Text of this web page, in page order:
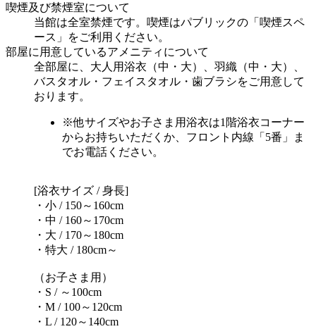
喫煙及び禁煙室について
当館は全室禁煙です。喫煙はパブリックの「喫煙スペ
ース」をご利用ください。
部屋に用意しているアメニティについて
全部屋に、大人用浴衣（中・大）、羽織（中・大）、
バスタオル・フェイスタオル・歯ブラシをご用意して
おります。
※他サイズやお子さま用浴衣は1階浴衣コーナー
からお持ちいただくか、フロント内線「5番」ま
でお電話ください。
[浴衣サイズ / 身長]
・小 / 150～160cm
・中 / 160～170cm
・大 / 170～180cm
・特大 / 180cm～
（お子さま用）
・S / ～100cm
・M / 100～120cm
・L / 120～140cm